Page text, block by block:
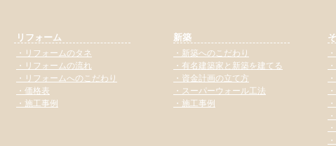
リフォーム
​・リフォームのタネ
​・リフォームの流れ
​・リフォームへのこだわり
​・価格表
​・施工事例
新築
​・新築へのこだわり
​・有名建築家と新築を建てる
​・資金計画の立て方
​・スーパーウォール工法
​・施工事例